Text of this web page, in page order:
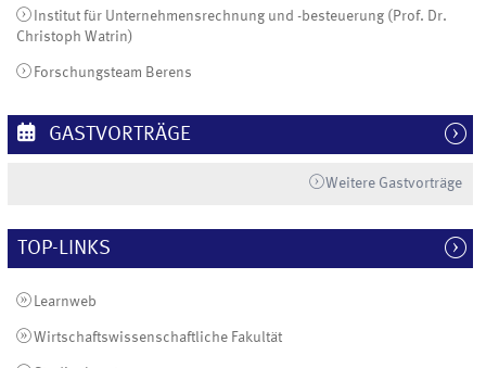
Institut für Unternehmensrechnung und -besteuerung (Prof. Dr.
Christoph Watrin)
Forschungsteam Berens
GASTVORTRÄGE
Weitere Gastvorträge
TOP-LINKS
Learnweb
Wirtschaftswissenschaftliche Fakultät